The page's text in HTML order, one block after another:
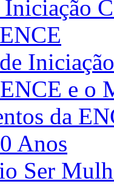
Iniciação
e o
da
Anos
Ser